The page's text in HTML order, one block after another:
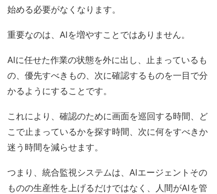
始める必要がなくなります。
重要なのは、AIを増やすことではありません。
AIに任せた作業の状態を外に出し、止まっているも
の、優先すべきもの、次に確認するものを一目で分
かるようにすることです。
これにより、確認のために画面を巡回する時間、ど
こで止まっているかを探す時間、次に何をすべきか
迷う時間を減らせます。
つまり、統合監視システムは、AIエージェントその
ものの生産性を上げるだけではなく、人間がAIを管